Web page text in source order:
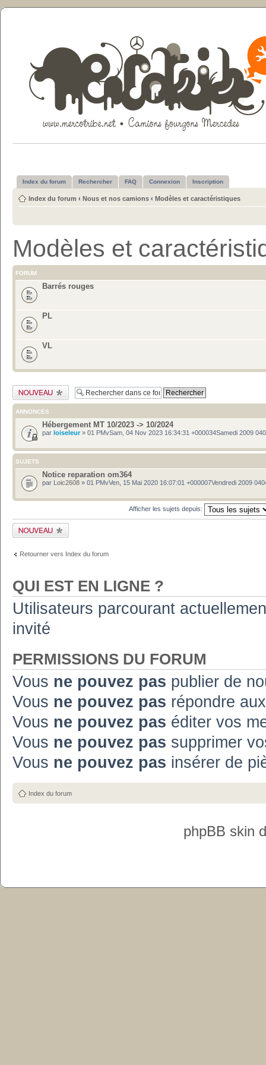
Index du forum Rechercher FAQ Connexion Inscription
Index du forum ‹ Nous et nos camions ‹ Modèles et caractéristiques
Modèles et
FORUM
Barrés rouges
PL
VL
Publier un nouveau
sujet
ANNONCES
Hébergement MT 10/2023 -> 10/2024
par loiseleur» 01 PMvSam, 04 Nov 2023 16:34:31 +000034Samedi 2009
SUJETS
Notice reparation om364
par Loic2608 » 01 PMvVen, 15 Mai 2020 16:07:01 +000007Vendredi 2009
Afficher les sujets depuis:
Publier un nouveau
sujet
Retourner vers Index du forum
QUI EST EN LIGNE ?
Utilisateurs parcourant
invité
PERMISSIONS DU FORUM
Vous ne pouvez pas publier de
Vous ne pouvez pas répondre
Vous ne pouvez pas éditer vos
Vous ne pouvez pas supprimer
Vous ne pouvez pas insérer de
Index du forum
phpBB skin